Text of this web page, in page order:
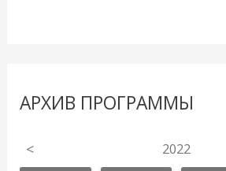
АРХИВ ПРОГРАММЫ
< 2022